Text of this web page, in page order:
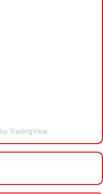
by TradingView